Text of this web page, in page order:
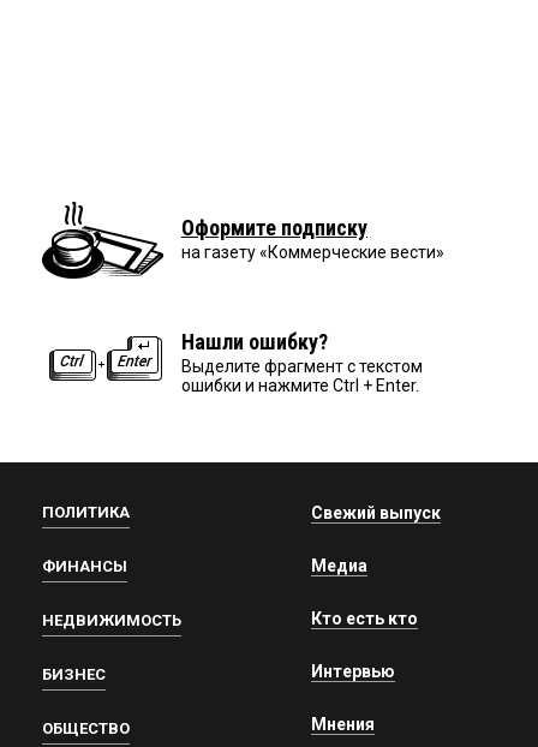
Оформите подписку
на газету «Коммерческие вести»
Нашли ошибку?
Выделите фрагмент с текстом
ошибки и нажмите Ctrl + Enter.
ПОЛИТИКА
ФИНАНСЫ
НЕДВИЖИМОСТЬ
БИЗНЕС
ОБЩЕСТВО
Свежий выпуск
Медиа
Кто есть кто
Интервью
Мнения